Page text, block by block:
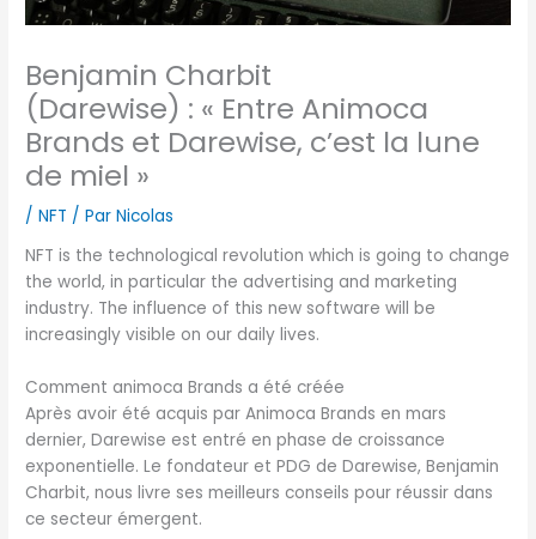
Benjamin Charbit
(Darewise) : « Entre Animoca
Brands et Darewise, c’est la lune
de miel »
/NFT / ParNicolas
NFT is the technological revolution which is going to change
the world, in particular the advertising and marketing
industry. The influence of this new software will be
increasingly visible on our daily lives.
Comment animoca Brands a été créée
Après avoir été acquis par Animoca Brands en mars
dernier, Darewise est entré en phase de croissance
exponentielle. Le fondateur et PDG de Darewise, Benjamin
Charbit, nous livre ses meilleurs conseils pour réussir dans
ce secteur émergent.